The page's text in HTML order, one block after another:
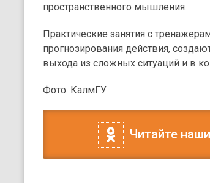
пространственного мышления.
Практические занятия с
прогнозирования действия,
выхода из сложных ситуаций и в
Фото: КалмГУ
Читайте наши